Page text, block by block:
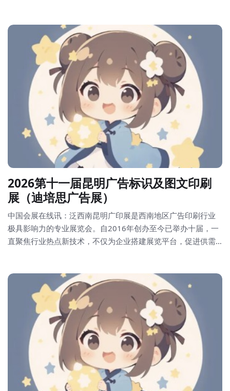
2026第十一届昆明广告标识及图文印刷
展（迪培思广告展）
中国会展在线讯：泛西南昆明广印展是西南地区广告印刷行业
极具影响力的专业展览会。自2016年创办至今已举办十届，一
直聚焦行业热点新技术，不仅为企业搭建展览平台，促进供需
技术和显示屏、数码影像、图文快印、智慧办公、印刷包装、
商务礼赠品等上中下游企业。...